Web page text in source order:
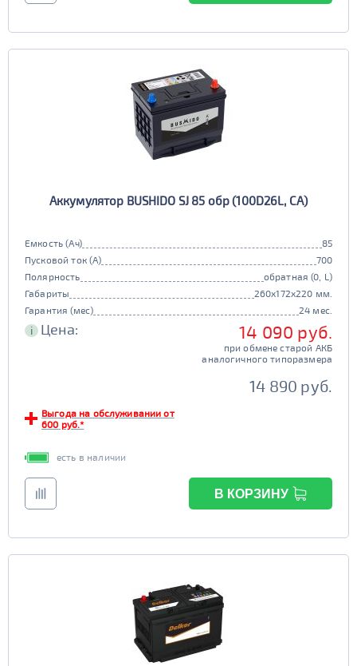
Аккумулятор BUSHIDO SJ 85 обр (100D26L, CA)
Емкость (Ач)
85
Пусковой ток (А)
700
Полярность
обратная (0, L)
Габариты
260x172x220 мм.
Гарантия (мес)
24 мес.
i Цена: 14 090 руб.
при обмене старой АКБ
аналогичного типоразмера
14 890 руб.
Выгода на обслуживании от
600 руб.*
есть в наличии
В КОРЗИНУ